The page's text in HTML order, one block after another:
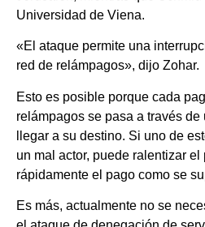
Universidad de Viena.
«El ataque permite una
red de relámpagos», dijo Zohar.
Esto es posible porque cada
relámpagos se pasa a través
llegar a su destino. Si uno de
un mal actor, puede ralentizar
rápidamente el pago como se
Es más, actualmente no se